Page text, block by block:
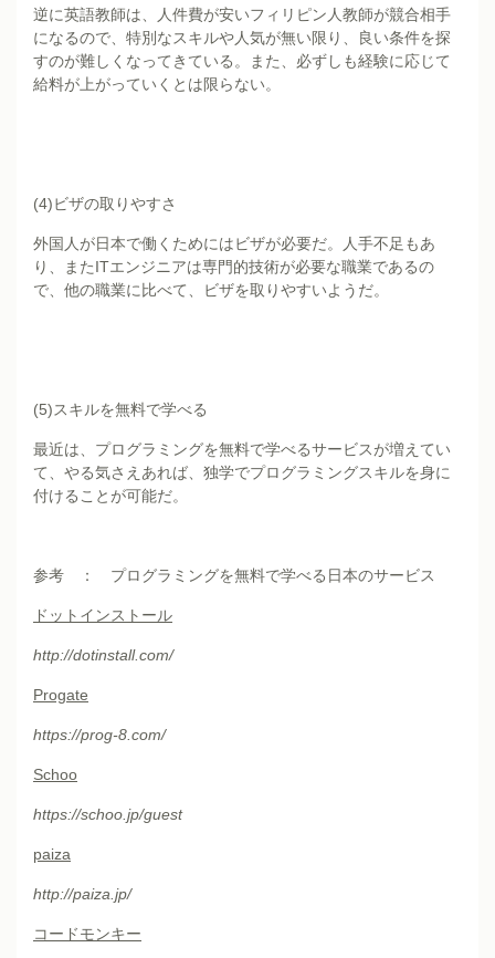
逆に英語教師は、人件費が安いフィリピン人教師が競合相手
になるので、特別なスキルや人気が無い限り、良い条件を探
すのが難しくなってきている。また、必ずしも経験に応じて
給料が上がっていくとは限らない。
(4)ビザの取りやすさ
外国人が日本で働くためにはビザが必要だ。人手不足もあ
り、またITエンジニアは専門的技術が必要な職業であるの
で、他の職業に比べて、ビザを取りやすいようだ。
(5)スキルを無料で学べる
最近は、プログラミングを無料で学べるサービスが増えてい
て、やる気さえあれば、独学でプログラミングスキルを身に
付けることが可能だ。
参考 ： プログラミングを無料で学べる日本のサービス
ドットインストール
http://dotinstall.com/
Progate
https://prog-8.com/
Schoo
https://schoo.jp/guest
paiza
http://paiza.jp/
コードモンキー